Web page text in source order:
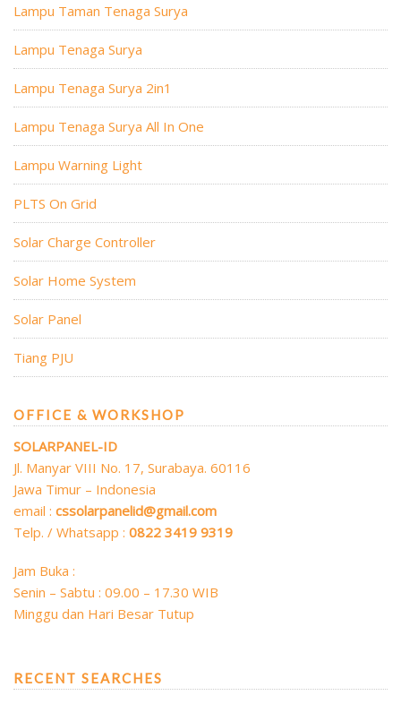
Lampu Taman Tenaga Surya
Lampu Tenaga Surya
Lampu Tenaga Surya 2in1
Lampu Tenaga Surya All In One
Lampu Warning Light
PLTS On Grid
Solar Charge Controller
Solar Home System
Solar Panel
Tiang PJU
OFFICE & WORKSHOP
SOLARPANEL-ID
Jl. Manyar VIII No. 17, Surabaya. 60116
Jawa Timur – Indonesia
email : cssolarpanelid@gmail.com
Telp. / Whatsapp : 0822 3419 9319
Jam Buka :
Senin – Sabtu : 09.00 – 17.30 WIB
Minggu dan Hari Besar Tutup
RECENT SEARCHES